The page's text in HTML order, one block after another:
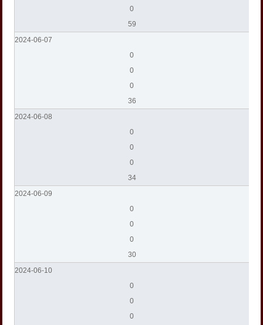
0
59
2024-06-07
0
0
0
36
2024-06-08
0
0
0
34
2024-06-09
0
0
0
30
2024-06-10
0
0
0